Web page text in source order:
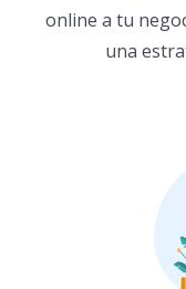
online a tu
una